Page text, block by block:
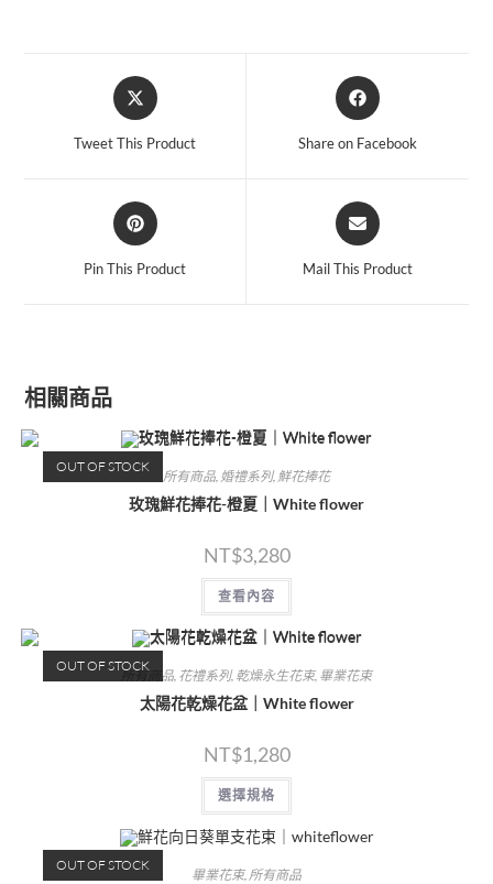
Tweet This Product Share on Facebook
Pin This Product Mail This Product
相關商品
OUT OF STOCK
所有商品 婚禮系列, 鮮花捧花
玫瑰鮮花捧花-橙夏｜White flower
NT$3,280
查看內容
OUT OF STOCK
所有商品 花禮系列, 乾燥永生花束, 畢業花束
太陽花乾燥花盆｜White flower
NT$1,280
選擇規格
OUT OF STOCK
畢業花束, 所有商品